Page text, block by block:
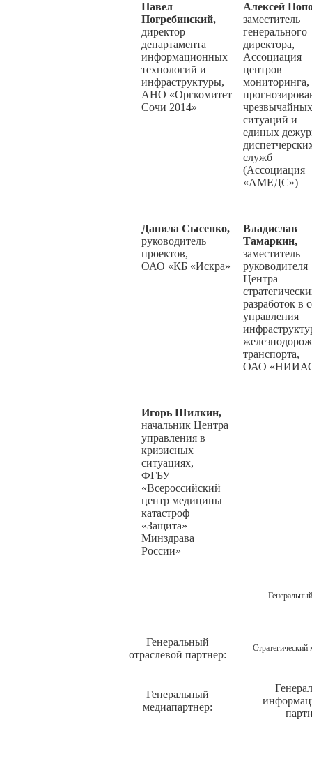
Павел
Погребинский,
директор
департамента
информационных
технологий и
инфраструктуры,
АНО «Оргкомитет
Сочи 2014»
Алексей
заместитель
генерального
директора,
Ассоциация
центров
мониторинга,
чрезвычайных
ситуаций и
единых
служб
(Ассоциация
«АМЕДС»)
Данила Сысенко,
руководитель
проектов,
ОАО «КБ «Искра»
Владислав
Тамаркин,
заместитель
руководителя
Центра
разработок в
управления
транспорта,
ОАО
Игорь Шилкин,
начальник Центра
управления в
кризисных
ситуациях,
ФГБУ
«Всероссийский
центр медицины
катастроф
«Защита»
Минздрава
России»
Генеральный
отраслевой партнер:
Стратегический
Генеральный
медиапартнер: